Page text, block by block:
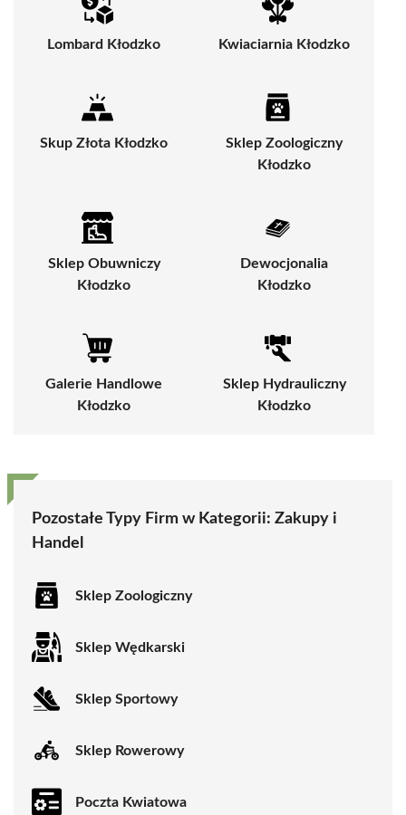
Lombard Kłodzko Kwiaciarnia Kłodzko
Skup Złota Kłodzko
Sklep Zoologiczny
Kłodzko
Sklep Obuwniczy
Kłodzko
Dewocjonalia
Kłodzko
Galerie Handlowe
Kłodzko
Sklep Hydrauliczny
Kłodzko
Pozostałe Typy Firm w Kategorii: Zakupy i
Handel
Sklep Zoologiczny
Sklep Wędkarski
Sklep Sportowy
Sklep Rowerowy
Poczta Kwiatowa